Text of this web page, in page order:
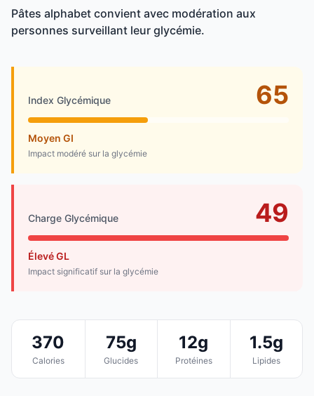
Pâtes alphabet convient avec modération aux
personnes surveillant leur glycémie.
Index Glycémique 65
Moyen GI
Impact modéré sur la glycémie
Charge Glycémique 49
Élevé GL
Impact significatif sur la glycémie
370
Calories
75g
Glucides
12g
Protéines
1.5g
Lipides